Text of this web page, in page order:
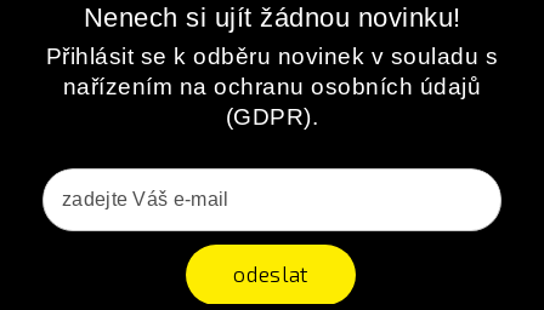
Nenech si ujít žádnou novinku!
Přihlásit se k odběru novinek v souladu s
nařízením na ochranu osobních údajů
(GDPR).
odeslat